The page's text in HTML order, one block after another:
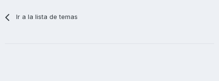
Ir a la lista de temas